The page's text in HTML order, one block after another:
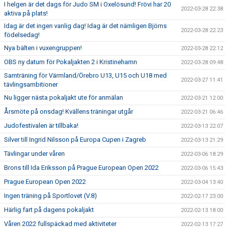
I helgen är det dags för Judo SM i Oxelösund! Frövi har 20
aktiva på plats!
2022-03-28 22:38
Idag är det ingen vanlig dag! Idag är det nämligen Björns
födelsedag!
2022-03-28 22:23
Nya bälten i vuxengruppen! 2022-03-28 22:12
OBS ny datum för Pokaljakten 2 i Kristinehamn 2022-03-28 09:48
Samträning för Värmland/Örebro U13, U15 och U18 med
tävlingsambitioner
2022-03-27 11:41
Nu ligger nästa pokaljakt ute för anmälan 2022-03-21 12:00
Årsmöte på onsdag! Kvällens träningar utgår 2022-03-21 06:46
Judofestivalen är tillbaka! 2022-03-13 22:07
Silver till Ingrid Nilsson på Europa Cupen i Zagreb 2022-03-13 21:29
Tävlingar under våren 2022-03-06 18:29
Brons till Ida Eriksson på Prague European Open 2022 2022-03-06 15:43
Prague European Open 2022 2022-03-04 13:40
Ingen träning på Sportlovet (V.8) 2022-02-17 23:00
Härlig fart på dagens pokaljakt 2022-02-13 18:00
Våren 2022 fullspäckad med aktiviteter 2022-02-13 17:27